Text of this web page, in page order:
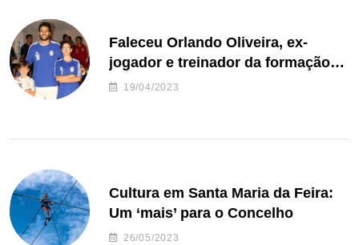
Faleceu Orlando Oliveira, ex-
jogador e treinador da formação
de andebol do Feirense
19/04/2023
Cultura em Santa Maria da Feira:
Um ‘mais’ para o Concelho
26/05/2023